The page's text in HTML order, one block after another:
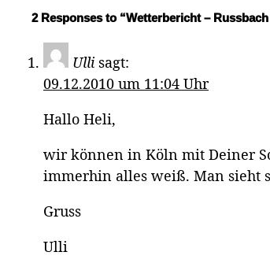
2 Responses to “Wetterbericht –
Ulli sagt:
09.12.2010 um 11:04 Uhr
Hallo Heli,
wir können in Köln mit Deiner
immerhin alles weiß. Man sieht
Gruss
Ulli